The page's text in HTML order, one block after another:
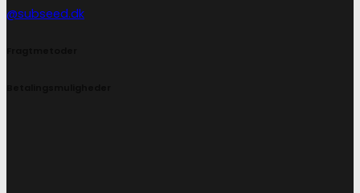
@subseed.dk